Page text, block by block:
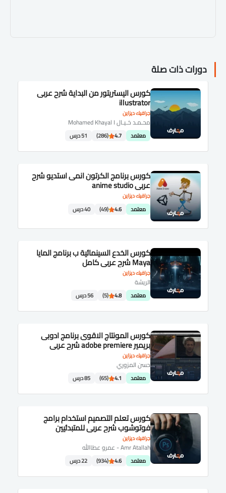
دورات ذات صلة
جرافيك ديزاين
كورس اليستريتور من البداية شرح عربى
illustrator
محـمـد خـيـال Mohamed Khayal I
معتمد 4.7
(286) 51 درس
جرافيك ديزاين
كورس برنامج الكرتون انمى استديو شرح
عربى anime studio
معتمد 4.6
(49) 40 درس
جرافيك ديزاين
كورس الخدع السينمائية ب برنامج المايا
Maya شرح عربى كامل
الريشة
معتمد 4.8
(5) 56 درس
جرافيك ديزاين
كورس المونتاج الاقوى برنامج ادوبى
بريمير adobe premiere شرح عربى
حسن المزوري
معتمد 4.1
(65) 85 درس
جرافيك ديزاين
كورس تعلم التصميم استخدام برامج
فوتوشوب شرح عربى للمتبدئيين
Amr Atallah - عمرو عطاالله
معتمد 4.6
(934) 22 درس